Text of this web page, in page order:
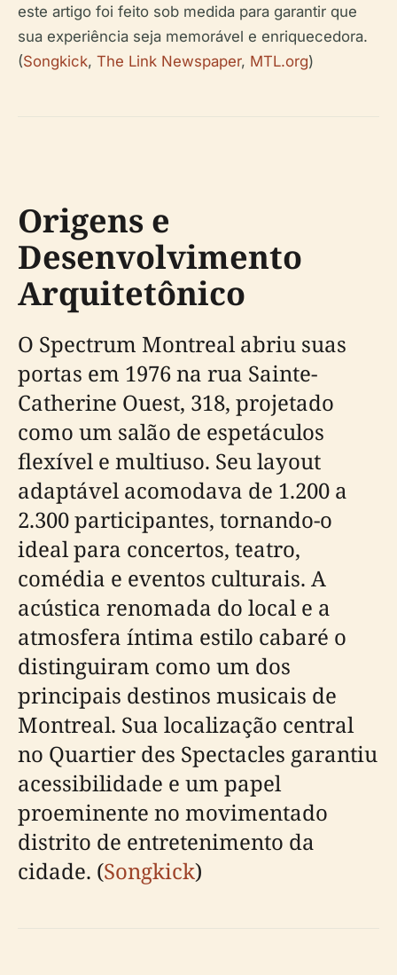
este artigo foi feito sob medida para garantir que
sua experiência seja memorável e enriquecedora.
(Songkick, The Link Newspaper, MTL.org)
Origens e
Desenvolvimento
Arquitetônico
O Spectrum Montreal abriu suas
portas em 1976 na rua Sainte-
Catherine Ouest, 318, projetado
como um salão de espetáculos
flexível e multiuso. Seu layout
adaptável acomodava de 1.200 a
2.300 participantes, tornando-o
ideal para concertos, teatro,
comédia e eventos culturais. A
acústica renomada do local e a
atmosfera íntima estilo cabaré o
distinguiram como um dos
principais destinos musicais de
Montreal. Sua localização central
no Quartier des Spectacles garantiu
acessibilidade e um papel
proeminente no movimentado
distrito de entretenimento da
cidade. (Songkick)